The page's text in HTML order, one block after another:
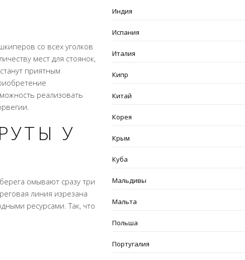
со всех уголков
мест для стоянок,
приятным
реализовать
У
омывают сразу три
линия изрезана
ресурсами. Так, что
Индия
Испания
Италия
Кипр
Китай
Корея
Крым
Куба
Мальдивы
Мальта
Польша
Португалия